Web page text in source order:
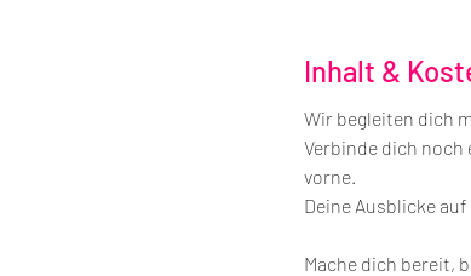
Inhalt &
Wir begleiten dich
Verbinde dich noch
vorne.
Deine Ausblicke
Mache dich bereit,